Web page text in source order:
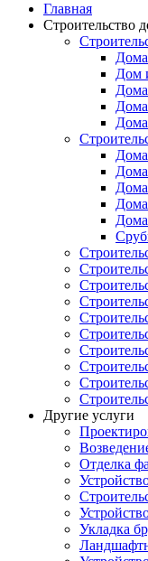
Главная
Строительство
Дом
Дома
Дома
Дома
Дома
Другие услуги
Отделка
Укладка